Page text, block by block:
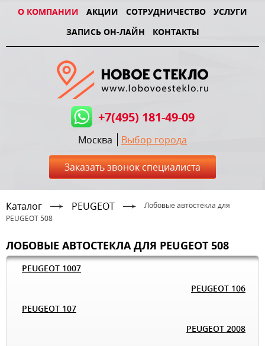
О КОМПАНИИ АКЦИИ СОТРУДНИЧЕСТВО
УСЛУГИ
ЗАПИСЬ ОН-ЛАЙН
КОНТАКТЫ
+7(495) 181-49-09
Москва Выбор города
Заказать звонок специалиста
Каталог PEUGEOT
Лобовые автостекла для
PEUGEOT 508
ЛОБОВЫЕ АВТОСТЕКЛА ДЛЯ PEUGEOT 508
PEUGEOT 1007
PEUGEOT 106
PEUGEOT 107
PEUGEOT 2008